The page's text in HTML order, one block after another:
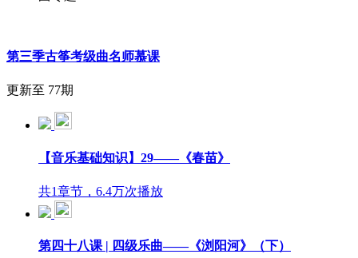
第三季古筝考级曲名师慕课
更新至 77期
【音乐基础知识】29——《春苗》
共1章节，6.4万次播放
第四十八课 | 四级乐曲——《浏阳河》（下）